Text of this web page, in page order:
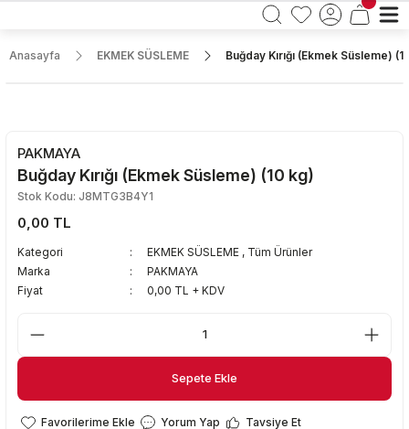
Anasayfa EKMEK SÜSLEME Buğday Kırığı (Ekmek Süsleme)
PAKMAYA
Buğday Kırığı (Ekmek Süsleme) (10 kg)
Stok Kodu: J8MTG3B4Y1
0,00 TL
Kategori EKMEK SÜSLEME , Tüm Ürünler
Marka
PAKMAYA
Fiyat
0,00 TL + KDV
Sepete Ekle
Sepete Ekle
Yorum Yap
Tavsiye Et